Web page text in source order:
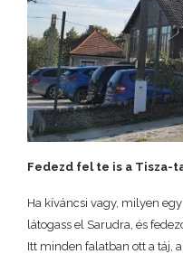
Fedezd fel te is a Tisza-
Ha kíváncsi vagy, milyen
látogass el Sarudra, és
Itt minden falatban ott a táj,